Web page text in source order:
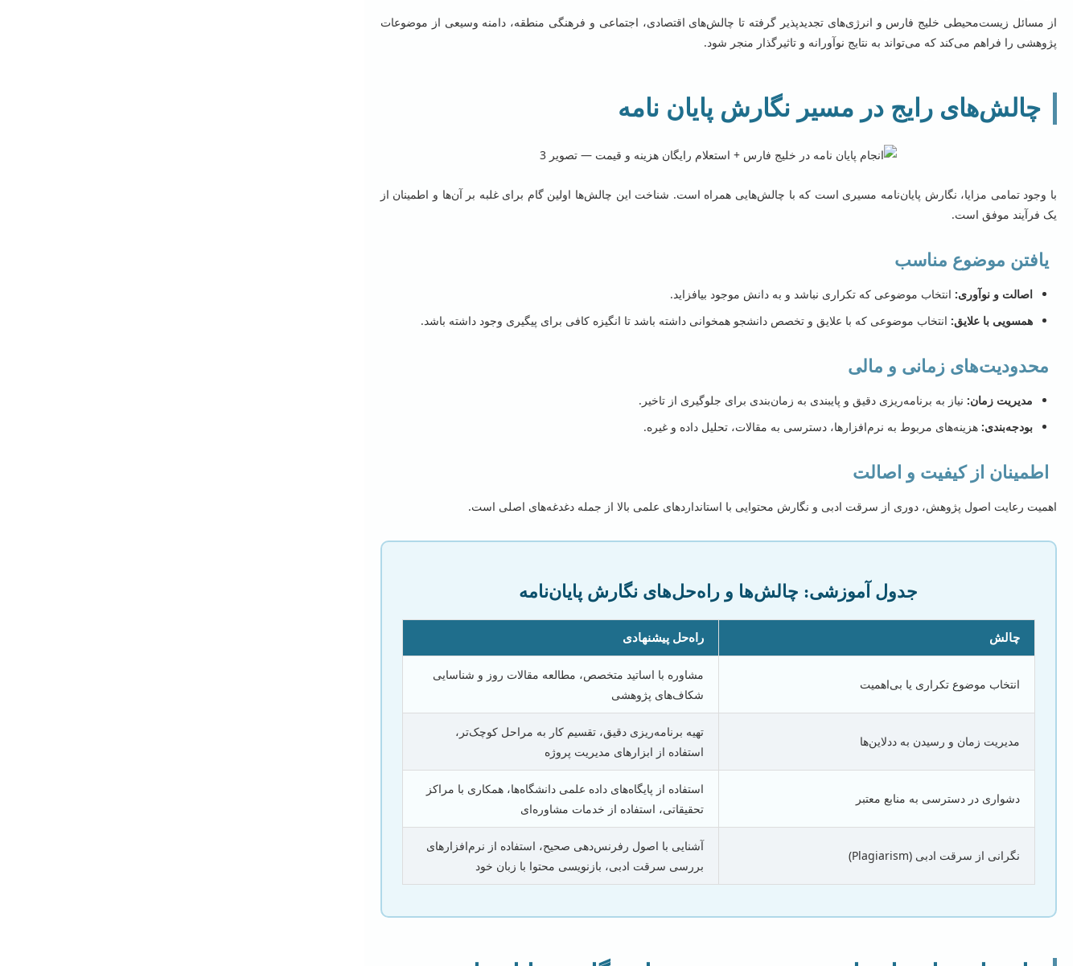
از مسائل زیست‌محیطی خلیج فارس و انرژی‌های تجدیدپذیر گرفته تا چالش‌های اقتصادی، اجتماعی و فرهنگی منطقه، دامنه وسیعی از موضوعات
پژوهشی را فراهم می‌کند که می‌تواند به نتایج نوآورانه و تاثیرگذار منجر شود.
چالش‌های رایج در مسیر نگارش پایان نامه
با وجود تمامی مزایا، نگارش پایان‌نامه مسیری است که با چالش‌هایی همراه است. شناخت این چالش‌ها اولین گام برای غلبه بر آن‌ها و اطمینان از
یک فرآیند موفق است.
یافتن موضوع مناسب
اصالت و نوآوری: انتخاب موضوعی که تکراری نباشد و به دانش موجود بیافزاید.
همسویی با علایق: انتخاب موضوعی که با علایق و تخصص دانشجو همخوانی داشته باشد تا انگیزه کافی برای پیگیری وجود داشته باشد.
محدودیت‌های زمانی و مالی
مدیریت زمان: نیاز به برنامه‌ریزی دقیق و پایبندی به زمان‌بندی برای جلوگیری از تاخیر.
بودجه‌بندی: هزینه‌های مربوط به نرم‌افزارها، دسترسی به مقالات، تحلیل داده و غیره.
اطمینان از کیفیت و اصالت
اهمیت رعایت اصول پژوهش، دوری از سرقت ادبی و نگارش محتوایی با استانداردهای علمی بالا از جمله دغدغه‌های اصلی است.
جدول آموزشی: چالش‌ها و راه‌حل‌های نگارش پایان‌نامه
چالش راه‌حل پیشنهادی
انتخاب موضوع تکراری یا بی‌اهمیت
مشاوره با اساتید متخصص، مطالعه مقالات روز و شناسایی
شکاف‌های پژوهشی
مدیریت زمان و رسیدن به ددلاین‌ها
تهیه برنامه‌ریزی دقیق، تقسیم کار به مراحل کوچک‌تر،
استفاده از ابزارهای مدیریت پروژه
دشواری در دسترسی به منابع معتبر
استفاده از پایگاه‌های داده علمی دانشگاه‌ها، همکاری با مراکز
تحقیقاتی، استفاده از خدمات مشاوره‌ای
نگرانی از سرقت ادبی (Plagiarism)
آشنایی با اصول رفرنس‌دهی صحیح، استفاده از نرم‌افزارهای
بررسی سرقت ادبی، بازنویسی محتوا با زبان خود